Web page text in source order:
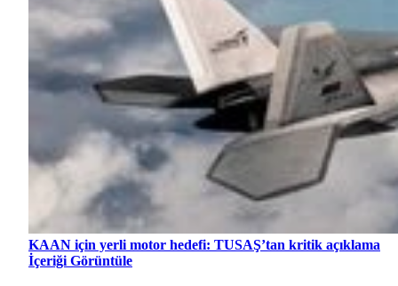
KAAN için yerli motor hedefi: TUSAŞ’tan kritik açıklama
İçeriği Görüntüle